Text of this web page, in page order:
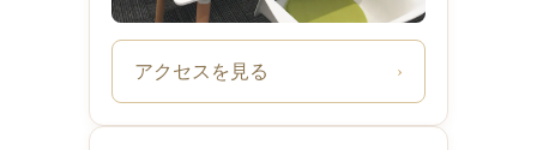
アクセスを見る ›